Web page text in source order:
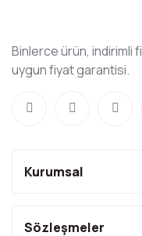
Binlerce ürün, indirimli
uygun fiyat garantisi.
Kurumsal
Sözleşmeler